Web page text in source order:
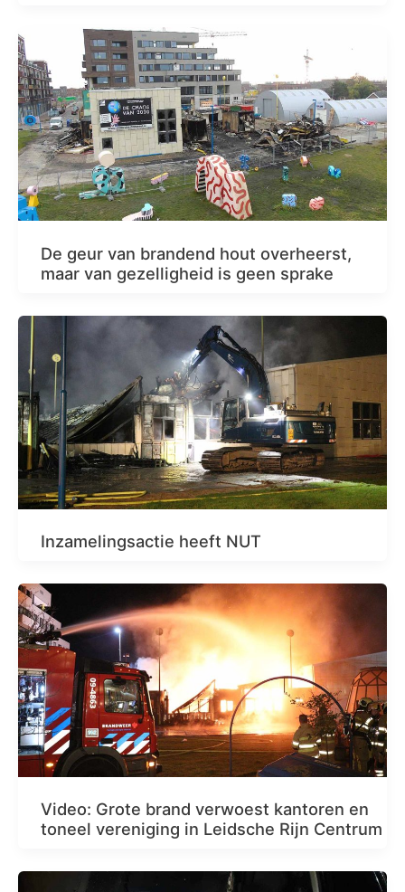
De geur van brandend hout overheerst,
maar van gezelligheid is geen sprake
Inzamelingsactie heeft NUT
Video: Grote brand verwoest kantoren en
toneel vereniging in Leidsche Rijn Centrum